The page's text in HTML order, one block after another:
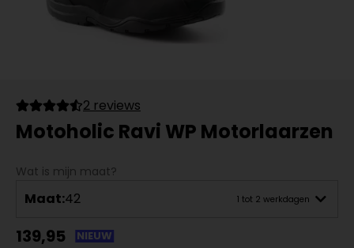
2 reviews
Motoholic Ravi WP Motorlaarzen
Wat is mijn maat?
Maat:42 1 tot 2 werkdagen
139,95
NIEUW